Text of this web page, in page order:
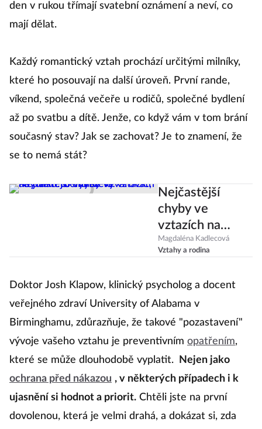
den v rukou třímají svatební oznámení a neví, co
mají dělat.
Každý romantický vztah prochází určitými milníky,
které ho posouvají na další úroveň. První rande,
víkend, společná večeře u rodičů, společné bydlení
až po svatbu a dítě. Jenže, co když vám v tom brání
současný stav? Jak se zachovat? Je to znamení, že
se to nemá stát?
Nejčastější
chyby ve
vztazích na
dálku. Čeho se
vyvarovat, aby
vydrželo?
Magdaléna Kadlecová
Vztahy a rodina
Doktor Josh Klapow, klinický psycholog a docent
veřejného zdraví University of Alabama v
Birminghamu, zdůrazňuje, že takové "pozastavení"
vývoje vašeho vztahu je preventivním opatřením,
které se může dlouhodobě vyplatit.
Nejen jako
ochrana před nákazou , v některých případech i k
ujasnění si hodnot a priorit. Chtěli jste na první
dovolenou, která je velmi drahá, a dokázat si, zda